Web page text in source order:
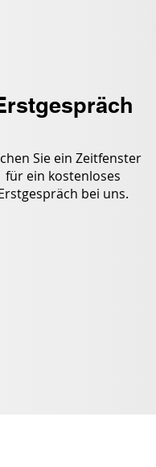
Sie ein Zeitfenster
für ein kostenloses
bei uns.